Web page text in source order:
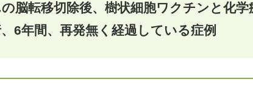
脳転移切除後、樹状細胞ワクチンと化学
6年間、再発無く経過している症例